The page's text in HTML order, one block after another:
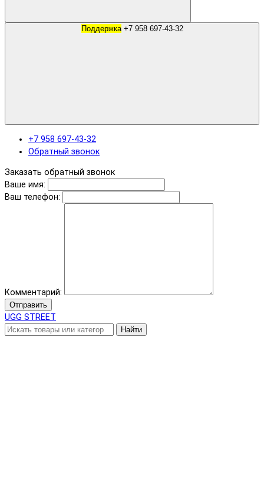
Поддержка +7 958 697-43-32
+7 958 697-43-32
Обратный звонок
Заказать обратный звонок
Ваше имя:
Ваш телефон:
Комментарий:
Отправить
UGG STREET
Найти